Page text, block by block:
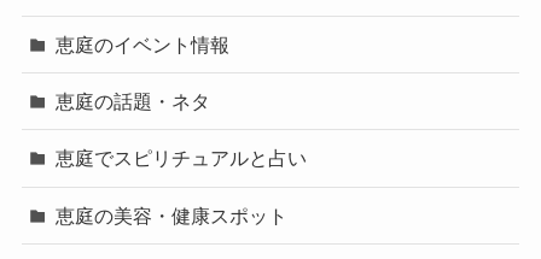
恵庭のイベント情報
恵庭の話題・ネタ
恵庭でスピリチュアルと占い
恵庭の美容・健康スポット